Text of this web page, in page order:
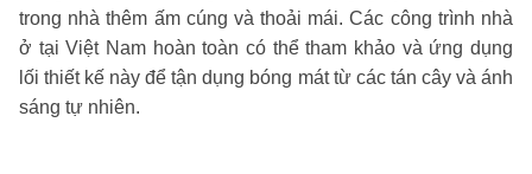
trong nhà thêm ấm cúng và thoải mái. Các công trình nhà
ở tại Việt Nam hoàn toàn có thể tham khảo và ứng dụng
lối thiết kế này để tận dụng bóng mát từ các tán cây và ánh
sáng tự nhiên.